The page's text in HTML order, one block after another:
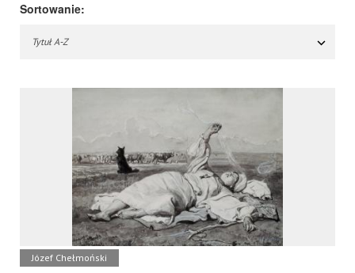
Sortowanie:
Tytuł A-Z
Józef Chełmoński